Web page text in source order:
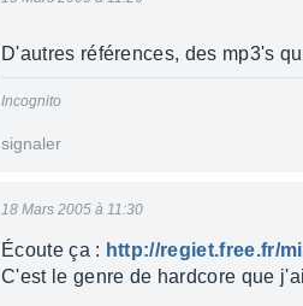
D'autres références, des mp3's
Incognito
signaler
18 Mars 2005 à 11:30
Écoute ça : http://regiet.free.fr/
C'est le genre de hardcore que